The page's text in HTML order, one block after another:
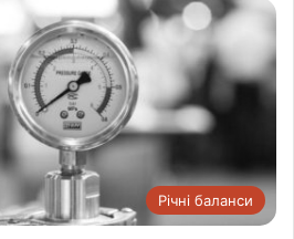
Річні баланси